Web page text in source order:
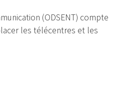
(ODSENT) compte
les télécentres et les